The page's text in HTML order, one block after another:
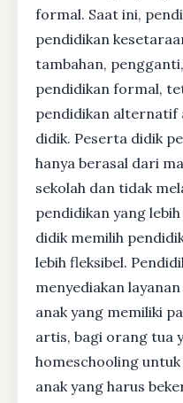
formal. Saat ini,
pendidikan
tambahan,
pendidikan formal,
pendidikan alternatif
didik. Peserta didik
hanya berasal dari
sekolah dan tidak
pendidikan yang
didik memilih
lebih fleksibel.
menyediakan
anak yang memiliki
artis, bagi orang tua
homeschooling
anak yang harus